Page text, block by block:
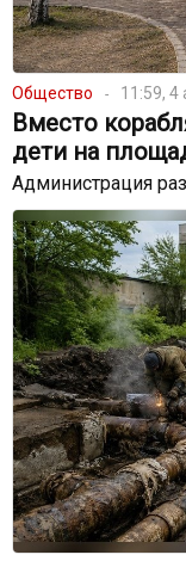
Общество 11:59, 4
Вместо
дети на
Администрация